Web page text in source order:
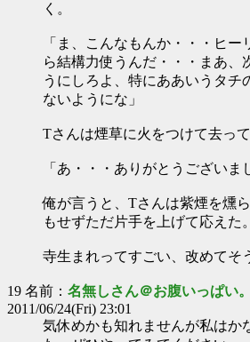
く。
「ま、こんなもんか・・・ヒ
ら結構力使うんだ・・・まあ、
うにしろよ、特にああいうタチ
ないようにな」
Tさんは煙草に火をつけて去って
「あ・・・ありがとうございま
俺が言うと、Tさんは紫煙を燻
もせずただ片手を上げて応えた。
寺生まれってすごい、改めてそ
19 名前： 名無しさん＠お腹いっぱい。
2011/06/24(Fri) 23:01
気休めかも知れませんが私はか